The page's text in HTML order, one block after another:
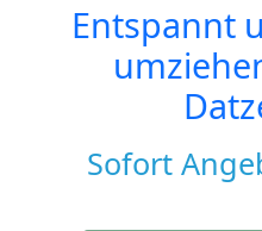
Entspannt
Sofort